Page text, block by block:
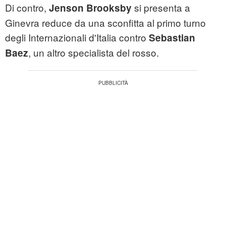
Di contro, Jenson Brooksby si presenta a
Ginevra reduce da una sconfitta al primo turno
degli Internazionali d'Italia contro Sebastian
Baez, un altro specialista del rosso.